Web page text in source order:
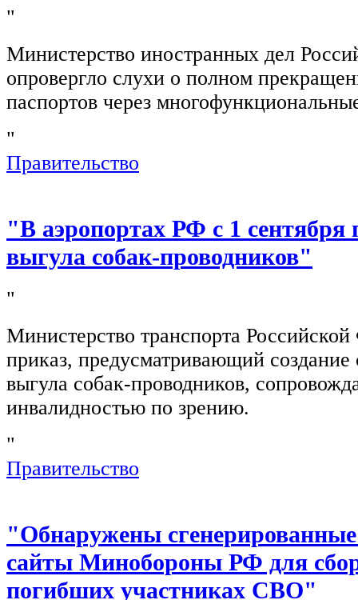
"
Министерство иностранных дел
опровергло слухи о полном
паспортов через
"
Правительство
"В аэропортах РФ с 1 сентября
выгула собак-проводников"
"
Министерство транспорта
приказ, предусматривающий создание
выгула собак-проводников,
инвалидностью по зрению.
"
Правительство
"Обнаружены
сайты Минобороны РФ для
погибших участниках СВО"